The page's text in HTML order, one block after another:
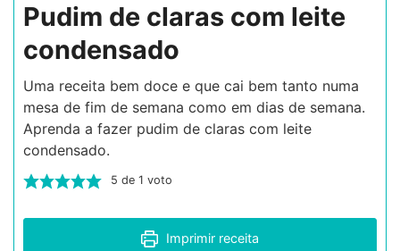
Pudim de claras com leite
condensado
Uma receita bem doce e que cai bem tanto numa
mesa de fim de semana como em dias de semana.
Aprenda a fazer pudim de claras com leite
condensado.
5 de 1 voto
Imprimir receita